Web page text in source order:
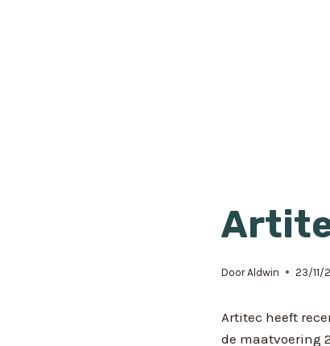
Door Aldwin 23/11/
Artitec heeft
de maatvoering